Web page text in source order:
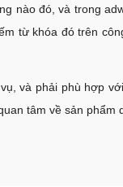
nào đó, và trong
từ khóa đó trên
và phải phù hợp
tâm về sản phẩm